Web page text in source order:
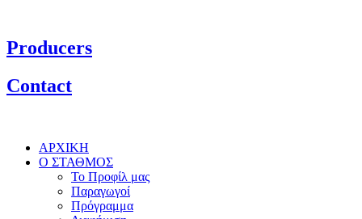
Producers
Contact
ΑΡΧΙΚΗ
Ο ΣΤΑΘΜΟΣ
Το Προφίλ μας
Παραγωγοί
Πρόγραμμα